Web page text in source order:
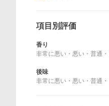
項目別評価
香り
非常に悪い ・ 悪い ・ 普通 ・
後味
非常に悪い ・ 悪い ・ 普通 ・